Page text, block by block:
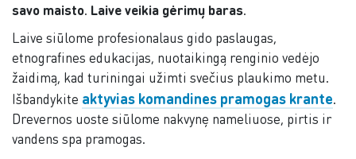
savo maisto. Laive veikia gėrimų baras.
Laive siūlome profesionalaus gido paslaugas,
etnografines edukacijas, nuotaikingą renginio vedėjo
žaidimą, kad turiningai užimti svečius plaukimo metu.
Išbandykite aktyvias komandines pramogas krante.
Drevernos uoste siūlome nakvynę nameliuose, pirtis ir
vandens spa pramogas.